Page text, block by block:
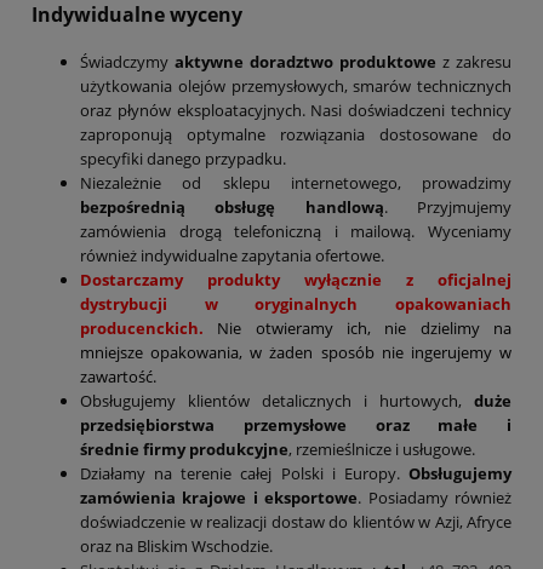
Indywidualne wyceny
Świadczymy aktywne doradztwo produktowe z zakresu
użytkowania olejów przemysłowych, smarów technicznych
oraz płynów eksploatacyjnych. Nasi doświadczeni technicy
zaproponują optymalne rozwiązania dostosowane do
specyfiki danego przypadku.
Niezależnie od sklepu internetowego, prowadzimy
bezpośrednią obsługę handlową. Przyjmujemy
zamówienia drogą telefoniczną i mailową. Wyceniamy
również indywidualne zapytania ofertowe.
Dostarczamy produkty wyłącznie z oficjalnej
dystrybucji w oryginalnych opakowaniach
producenckich. Nie otwieramy ich, nie dzielimy na
mniejsze opakowania, w żaden sposób nie ingerujemy w
zawartość.
Obsługujemy klientów detalicznych i hurtowych, duże
przedsiębiorstwa przemysłowe oraz małe i
średnie firmy produkcyjne, rzemieślnicze i usługowe.
Działamy na terenie całej Polski i Europy. Obsługujemy
zamówienia krajowe i eksportowe. Posiadamy również
doświadczenie w realizacji dostaw do klientów w Azji, Afryce
oraz na Bliskim Wschodzie.